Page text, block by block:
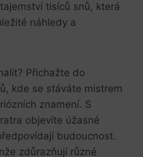
tisíců snů, která
náhledy a
Přichažte do
kde se stáváte⁣ mistrem
znamení. S
objevíte úžasné
budoucnost.
zdůrazňují různé